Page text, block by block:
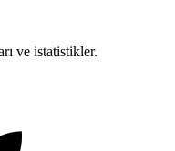
ve istatistikler.